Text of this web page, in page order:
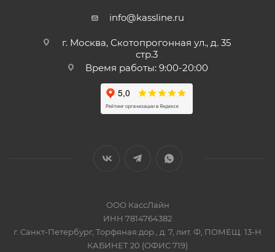
info@kassline.ru
г. Москва, Скотопрогонная ул., д. 35
стр.3
Время работы: 9:00-20:00
ООО КассЛайн
ИНН 7814764382
г. Санкт-Петербург, Торфяная дор., д. 7, лит. Ф, ПОМЕЩ. 13-Н
КАБИНЕТ 20 (ОФИС 719)